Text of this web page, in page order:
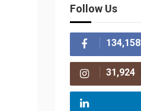
Follow Us
134,158
31,924